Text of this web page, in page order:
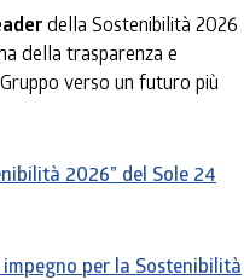
della Sostenibilità 2026
della trasparenza e
verso un futuro più
2026” del Sole 24
per la Sostenibilità